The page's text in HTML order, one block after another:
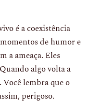
é a coexistência
de humor e
a ameaça. Eles
algo volta a
lembra que o
perigoso.